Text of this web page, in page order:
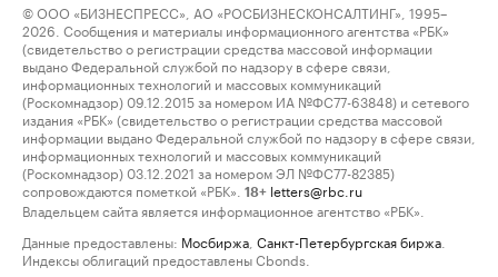
© ООО «БИЗНЕСПРЕСС», АО «РОСБИЗНЕСКОНСАЛТИНГ», 1995–
2026. Сообщения и материалы информационного агентства «РБК»
(свидетельство о регистрации средства массовой информации
выдано Федеральной службой по надзору в сфере связи,
информационных технологий и массовых коммуникаций
(Роскомнадзор) 09.12.2015 за номером ИА №ФС77-63848) и сетевого
издания «РБК» (свидетельство о регистрации средства массовой
информации выдано Федеральной службой по надзору в сфере связи,
информационных технологий и массовых коммуникаций
(Роскомнадзор) 03.12.2021 за номером ЭЛ №ФС77-82385)
сопровождаются пометкой «РБК».
18+ letters@rbc.ru
Владельцем сайта является информационное агентство «РБК».
Данные предоставлены: Мосбиржа Санкт-Петербургская биржа
Индексы облигаций предоставлены Cbonds.